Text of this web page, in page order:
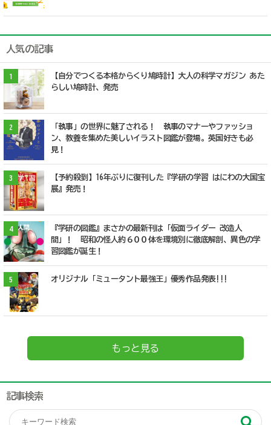
人気の記事
1
【自分でつくる本格からくり鳩時計】大人の科学マガジン あた
らしい鳩時計、発売
2
「執事」の世界に魅了される！ 執事のマナーやファッショ
ン、教養を集めた美しいイラスト図鑑が登場。英国好きも必
見！
3
【予約殺到】16年ぶりに復刊した『学研の学習 はにわの大国宝
展』発売！
4
『学研の図鑑』まさかの最新刊は「仮面ライダー 改造人
間」！ 昭和の怪人約６００体を環境別に徹底解剖、異色の学
習図鑑が誕生！
5 オリジナル「ミュータント最強王」優秀作品発表!!!
もっと見る
記事検索